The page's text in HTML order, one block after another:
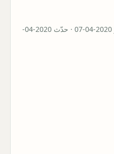
· 2 دقائق قراءة · نشر 2020-04-07 · حدّث 2020-04-